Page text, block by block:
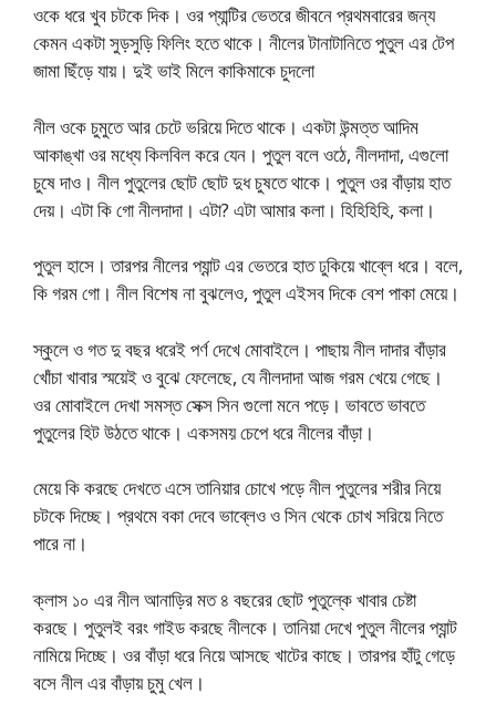
ওকে ধরে খুব চটকে দিক। ওর প্যান্টির ভেতরে জীবনে প্রথমবারের জন্য
কেমন একটা সুড়সুড়ি ফিলিং হতে থাকে। নীলের টানাটানিতে পুতুল এর টেপ
জামা ছিঁড়ে যায়। দুই ভাই মিলে কাকিমাকে চুদলো
নীল ওকে চুমুতে আর চেটে ভরিয়ে দিতে থাকে। একটা উন্মত্ত আদিম
আকাঙ্খা ওর মধ্যে কিলবিল করে যেন। পুতুল বলে ওঠে, নীলদাদা, এগুলো
চুষে দাও। নীল পুতুলের ছোট ছোট দুধ চুষতে থাকে। পুতুল ওর বাঁড়ায় হাত
দেয়। এটা কি গো নীলদাদা। এটা? এটা আমার কলা। হিহিহিহি, কলা।
পুতুল হাসে। তারপর নীলের প্যান্ট এর ভেতরে হাত ঢুকিয়ে খাব্লে ধরে। বলে,
কি গরম গো। নীল বিশেষ না বুঝলেও, পুতুল এইসব দিকে বেশ পাকা মেয়ে।
স্কুলে ও গত দু বছর ধরেই পর্ণ দেখে মোবাইলে। পাছায় নীল দাদার বাঁড়ার
খোঁচা খাবার স্ময়েই ও বুঝে ফেলেছে, যে নীলদাদা আজ গরম খেয়ে গেছে।
ওর মোবাইলে দেখা সমস্ত সেক্স সিন গুলো মনে পড়ে। ভাবতে ভাবতে
পুতুলের হিট উঠতে থাকে। একসময় চেপে ধরে নীলের বাঁড়া।
মেয়ে কি করছে দেখতে এসে তানিয়ার চোখে পড়ে নীল পুতুলের শরীর নিয়ে
চটকে দিচ্ছে। প্রথমে বকা দেবে ভাব্লেও ও সিন থেকে চোখ সরিয়ে নিতে
পারে না।
ক্লাস ১০ এর নীল আনাড়ির মত ৪ বছরের ছোট পুতুল্কে খাবার চেষ্টা
করছে। পুতুলই বরং গাইড করছে নীলকে। তানিয়া দেখে পুতুল নীলের প্যান্ট
নামিয়ে দিচ্ছে। ওর বাঁড়া ধরে নিয়ে আসছে খাটের কাছে। তারপর হাঁটু গেড়ে
বসে নীল এর বাঁড়ায় চুমু খেল।